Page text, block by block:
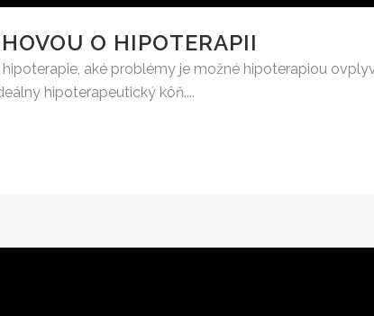
O HIPOTERAPII
aké problémy je možné hipoterapiou
hipoterapeutický kôň....